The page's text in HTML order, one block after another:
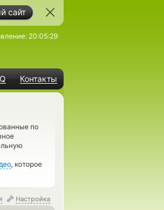
сайт
Контакты
20:05:29
по
, которое
Настройка